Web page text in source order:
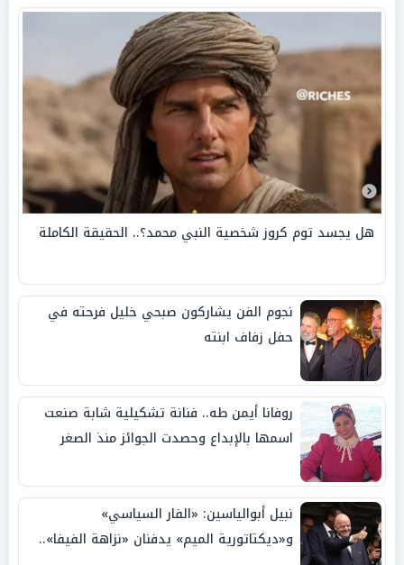
هل يجسد توم كروز شخصية النبي محمد؟.. الحقيقة الكاملة
نجوم الفن يشاركون صبحي خليل فرحته في
حفل زفاف ابنته
روفانا أيمن طه.. فنانة تشكيلية شابة صنعت
اسمها بالإبداع وحصدت الجوائز منذ الصغر
نبيل أبوالياسين: «الفار السياسي»
و«ديكتاتورية الميم» يدفنان «نزاهة الفيفا»..